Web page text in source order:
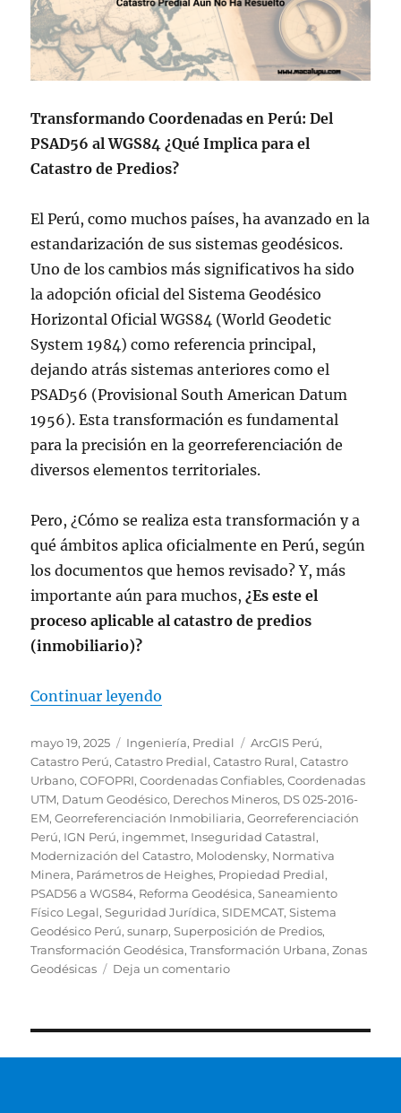
Transformando Coordenadas en Perú: Del
PSAD56 al WGS84 ¿Qué Implica para el
Catastro de Predios?
El Perú, como muchos países, ha avanzado en la
estandarización de sus sistemas geodésicos.
Uno de los cambios más significativos ha sido
la adopción oficial del Sistema Geodésico
Horizontal Oficial WGS84 (World Geodetic
System 1984) como referencia principal,
dejando atrás sistemas anteriores como el
PSAD56 (Provisional South American Datum
1956). Esta transformación es fundamental
para la precisión en la georreferenciación de
diversos elementos territoriales.
Pero, ¿Cómo se realiza esta transformación y a
qué ámbitos aplica oficialmente en Perú, según
los documentos que hemos revisado? Y, más
importante aún para muchos,¿Es este el
proceso aplicable al catastro de predios
(inmobiliario)?
Continuar leyendo
Publicado
el
mayo 19, 2025 Categorías
Ingeniería, Predial Etiquetas
ArcGIS Perú,
Catastro Perú,Catastro Predial,Catastro Rural,Catastro
Urbano,COFOPRI,Coordenadas Confiables,Coordenadas
UTM, Datum Geodésico, Derechos Mineros, DS 025-2016-
EM,Georreferenciación Inmobiliaria,Georreferenciación
Perú, IGN Perú, ingemmet, Inseguridad Catastral,
Modernización del Catastro, Molodensky, Normativa
Minera, Parámetros de Heighes, Propiedad Predial,
PSAD56 a WGS84, Reforma Geodésica,Saneamiento
Físico Legal,Seguridad Jurídica,SIDEMCAT,Sistema
Geodésico Perú,sunarp,Superposición de Predios,
Transformación Geodésica,Transformación Urbana,Zonas
Geodésicas
Deja un comentarioen
al